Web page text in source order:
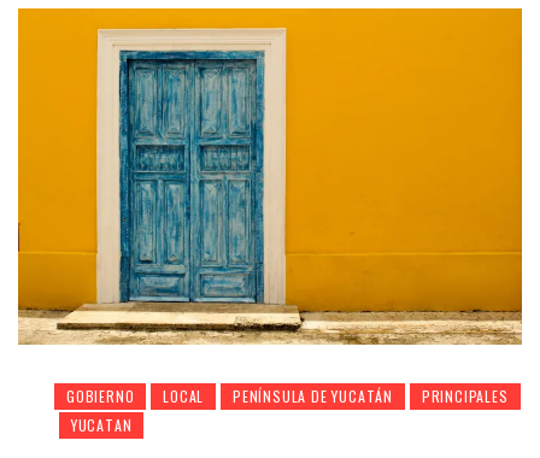
GOBIERNO LOCAL PENÍNSULA DE YUCATÁN
PRINCIPALES
YUCATAN